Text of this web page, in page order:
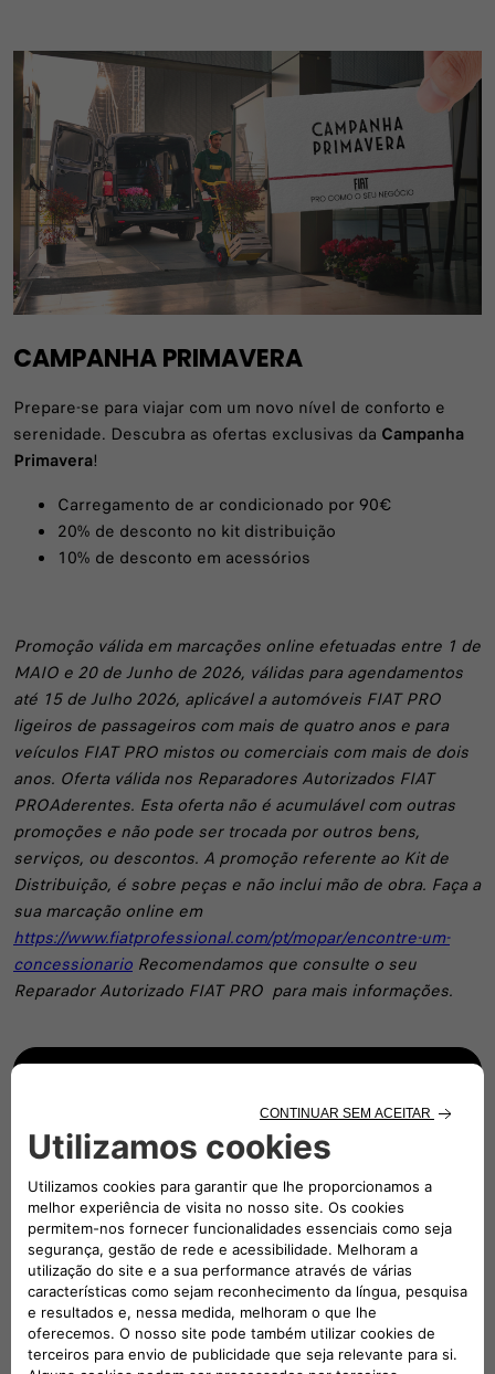
CAMPANHA PRIMAVERA
Prepare-se para viajar com um novo nível de conforto e
serenidade. Descubra as ofertas exclusivas da Campanha
Primavera!
Carregamento de ar condicionado por 90€
20% de desconto no kit distribuição
10% de desconto em acessórios
Promoção válida em marcações online efetuadas entre 1 de
MAIO e 20 de Junho de 2026, válidas para agendamentos
até 15 de Julho 2026, aplicável a automóveis FIAT PRO
ligeiros de passageiros com mais de quatro anos e para
veículos FIAT PRO mistos ou comerciais com mais de dois
anos. Oferta válida nos Reparadores Autorizados FIAT
PROAderentes. Esta oferta não é acumulável com outras
promoções e não pode ser trocada por outros bens,
serviços, ou descontos. A promoção referente ao Kit de
Distribuição, é sobre peças e não inclui mão de obra. Faça a
sua marcação online em
https://www.fiatprofessional.com/pt/mopar/encontre-um-
concessionario Recomendamos que consulte o seu
Reparador Autorizado FIAT PRO para mais informações.